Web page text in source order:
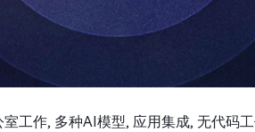
室工作, 多种AI模型, 应用集成, 无代码